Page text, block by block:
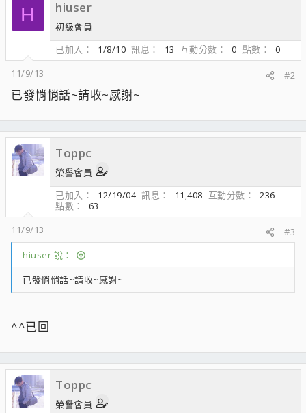
H hiuser
初級會員
已加入
1/8/10 訊息 13 互動分數 0 點數
0
11/9/13
#2
已發悄悄話~請收~感謝~
Toppc
榮譽會員
已加入
12/19/04 訊息 11,408 互動分數
236
點數
63
11/9/13
#3
hiuser 說：
已發悄悄話~請收~感謝~
^^已回
Toppc
榮譽會員